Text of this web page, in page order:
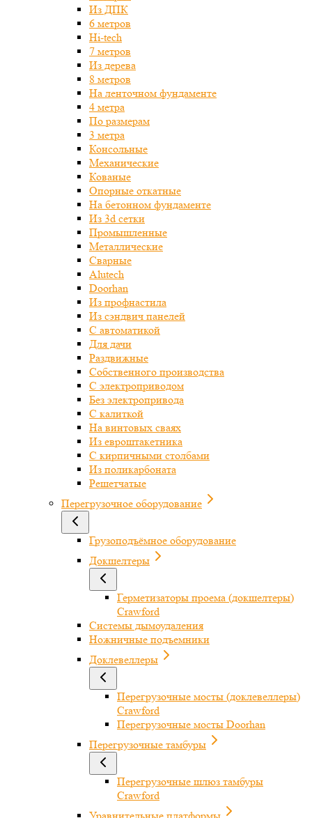
Из ДПК
6 метров
Hi-tech
7 метров
Из дерева
8 метров
На ленточном фундаменте
4 метра
По размерам
3 метра
Консольные
Механические
Кованые
Опорные откатные
На бетонном фундаменте
Из 3d сетки
Промышленные
Металлические
Сварные
Alutech
Doorhan
Из профнастила
Из сэндвич панелей
С автоматикой
Для дачи
Раздвижные
Собственного производства
С электроприводом
Без электропривода
С калиткой
На винтовых сваях
Из евроштакетника
С кирпичными столбами
Из поликарбоната
Решетчатые
Перегрузочное оборудование
Грузоподъёмное оборудование
Докшелтеры
Герметизаторы проема (докшелтеры)
Crawford
Системы дымоудаления
Ножничные подъемники
Доклевеллеры
Перегрузочные мосты (доклевеллеры)
Crawford
Перегрузочные мосты Doorhan
Перегрузочные тамбуры
Перегрузочные шлюз тамбуры
Crawford